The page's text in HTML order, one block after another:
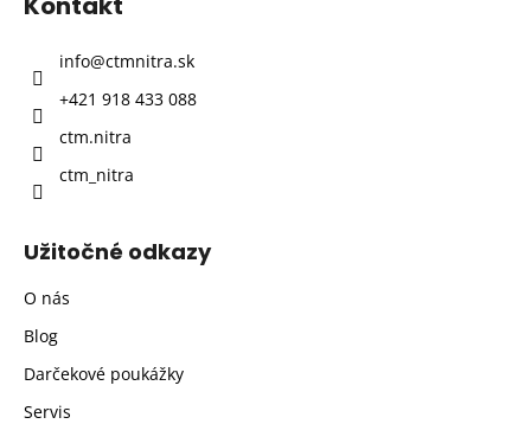
info@ctmnitra.sk
+421 918 433 088
ctm.nitra
ctm_nitra
Užitočné odkazy
O nás
Blog
Darčekové poukážky
Servis